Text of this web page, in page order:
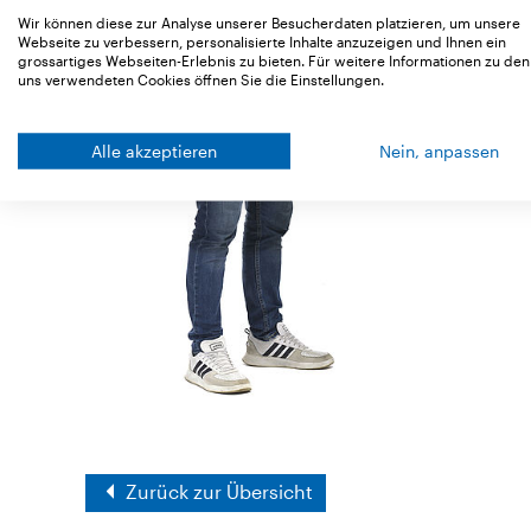
Zurück zur Übersicht
Wir können diese zur Analyse unserer Besucherdaten platzieren, um unsere
Webseite zu verbessern, personalisierte Inhalte anzuzeigen und Ihnen ein
grossartiges Webseiten-Erlebnis zu bieten. Für weitere Informationen zu
uns verwendeten Cookies öffnen Sie die Einstellungen.
Alle akzeptieren Nein, anpassen